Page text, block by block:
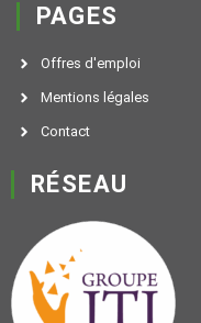
PAGES
Offres d'emploi
Mentions légales
Contact
RÉSEAU